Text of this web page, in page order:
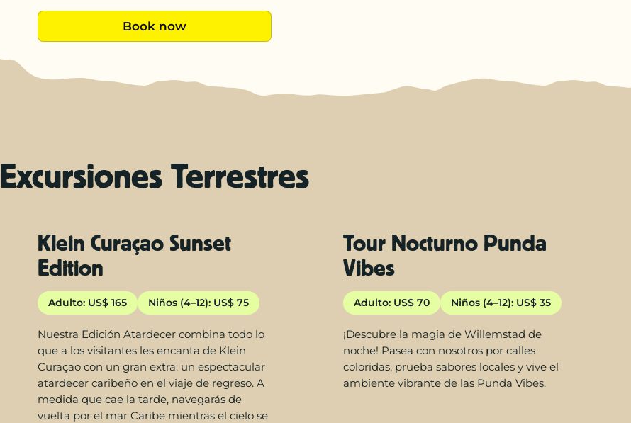
Book now
Excursiones Terrestres
Klein Curaçao Sunset
Edition
Adulto: US$ 165 Niños (4–12): US$ 75
Nuestra Edición Atardecer combina todo lo
que a los visitantes les encanta de Klein
Curaçao con un gran extra: un espectacular
atardecer caribeño en el viaje de regreso. A
medida que cae la tarde, navegarás de
vuelta por el mar Caribe mientras el cielo se
Tour Nocturno Punda
Vibes
Adulto: US$ 70 Niños (4–12): US$ 35
¡Descubre la magia de Willemstad de
noche! Pasea con nosotros por calles
coloridas, prueba sabores locales y vive el
ambiente vibrante de las Punda Vibes.